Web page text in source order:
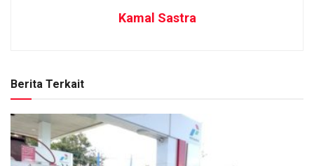
Kamal Sastra
Berita Terkait